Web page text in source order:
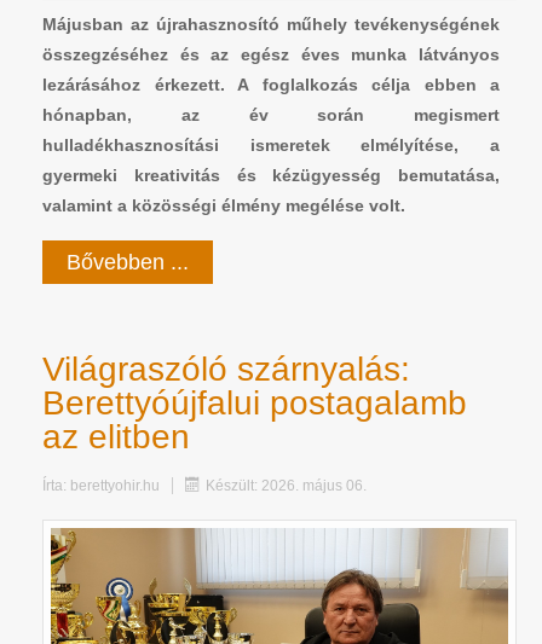
Májusban az újrahasznosító műhely tevékenységének
összegzéséhez és az egész éves munka látványos
lezárásához érkezett. A foglalkozás célja ebben a
hónapban, az év során megismert
hulladékhasznosítási ismeretek elmélyítése, a
gyermeki kreativitás és kézügyesség bemutatása,
valamint a közösségi élmény megélése volt.
Bővebben ...
Világraszóló szárnyalás:
Berettyóújfalui postagalamb
az elitben
Írta: berettyohir.hu Készült: 2026. május 06.